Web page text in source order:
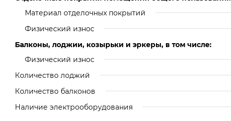
Материал отделочных покрытий
Физический износ
Балконы, лоджии, козырьки и эркеры, в том числе:
Физический износ
Количество лоджий
Количество балконов
Наличие электрооборудования